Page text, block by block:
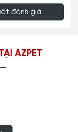
đánh giá
AZPET